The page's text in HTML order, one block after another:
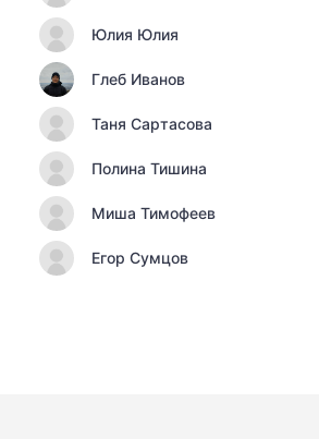
Юлия Юлия
Глеб Иванов
Таня Сартасова
Полина Тишина
Миша Тимофеев
Егор Сумцов